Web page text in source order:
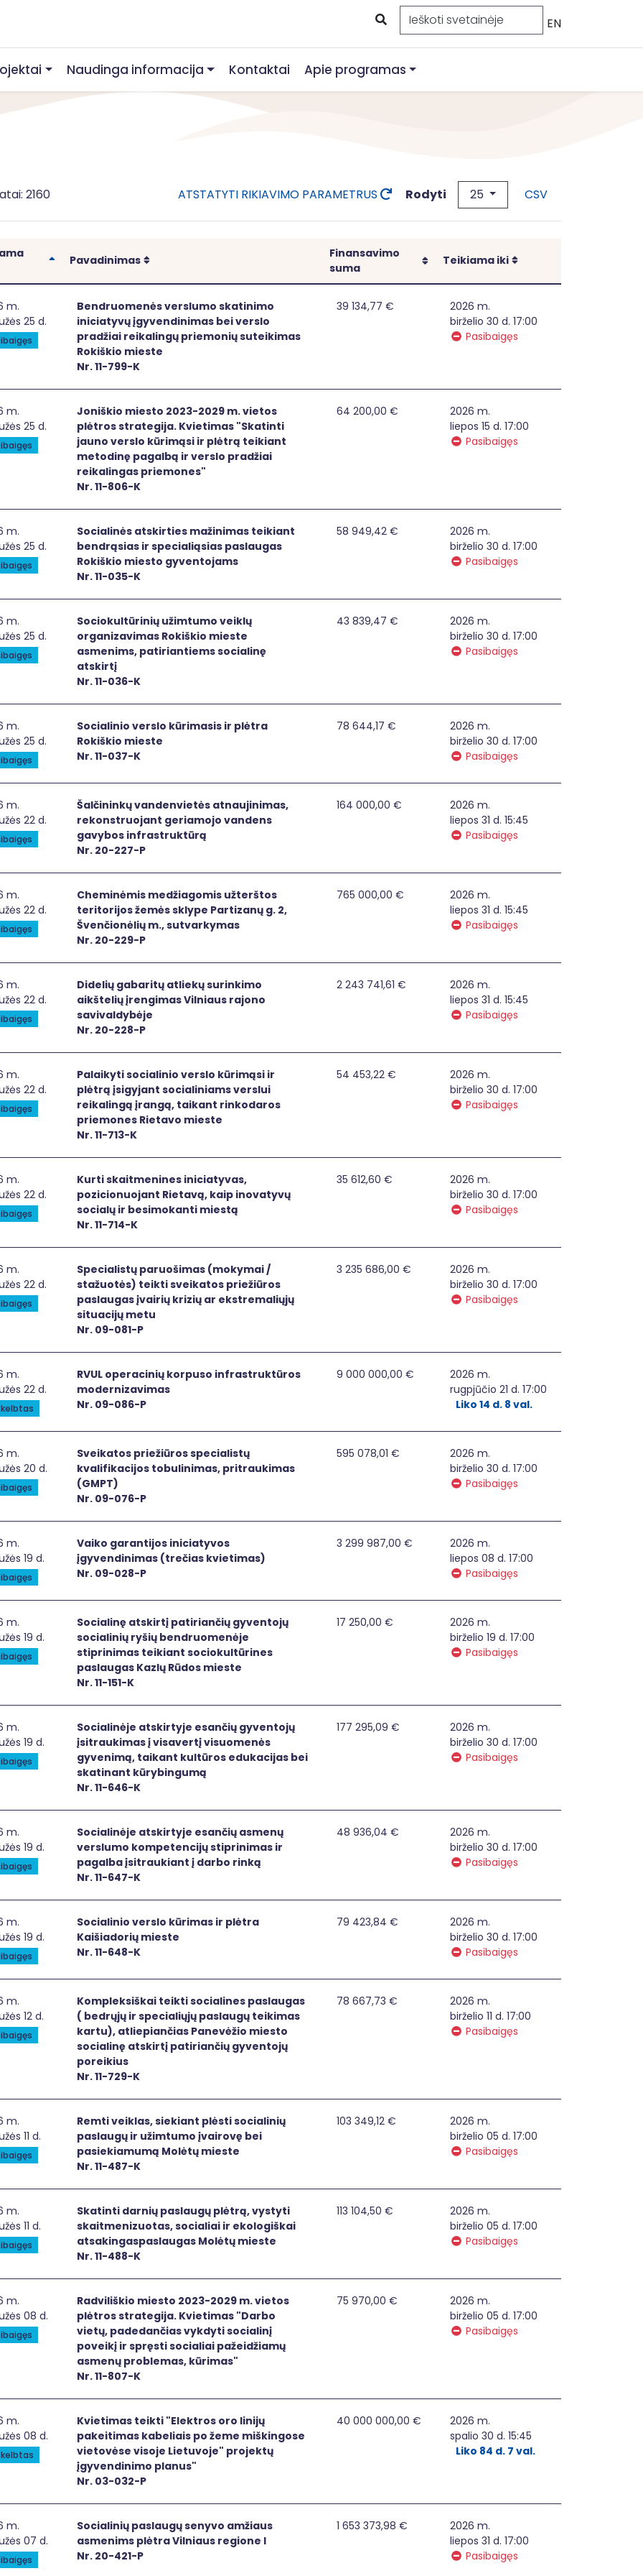
EN
Naudinga informacija Kontaktai Apie programas
2160 ATSTATYTI RIKIAVIMO PARAMETRUS Rodyti 25 CSV
Rikiuoti
Pavadinimas Rikiuoti
Finansavimo
suma
Rikiuoti
Teikiama iki Rikiuoti
verslumo skatinimo iniciatyvų įgyvendinimas bei verslo pradžiai reikalingų priemonių suteikimas
m.
25 d.
Bendruomenės verslumo skatinimo
iniciatyvų įgyvendinimas bei verslo
pradžiai reikalingų priemonių suteikimas
Rokiškio mieste
Nr. 11-799-K
39 134,77 €
2026 m.
birželio 30 d. 17:00
Pasibaigęs
miesto 2023-2029 m. vietos plėtros strategija. Kvietimas "Skatinti jauno verslo kūrimąsi ir plėtrą teikiant
m.
25 d.
Joniškio miesto 2023-2029 m. vietos
plėtros strategija. Kvietimas "Skatinti
jauno verslo kūrimąsi ir plėtrą teikiant
metodinę pagalbą ir verslo pradžiai
reikalingas priemones"
Nr. 11-806-K
64 200,00 €
2026 m.
liepos 15 d. 17:00
Pasibaigęs
atskirties mažinimas teikiant bendrąsias ir specialiąsias paslaugas Rokiškio miesto gyventojams
m.
25 d.
Socialinės atskirties mažinimas teikiant
bendrąsias ir specialiąsias paslaugas
Rokiškio miesto gyventojams
Nr. 11-035-K
58 949,42 €
2026 m.
birželio 30 d. 17:00
Pasibaigęs
užimtumo veiklų organizavimas Rokiškio mieste asmenims, patiriantiems socialinę atskirtį
m.
25 d.
Sociokultūrinių užimtumo veiklų
organizavimas Rokiškio mieste
asmenims, patiriantiems socialinę
atskirtį
Nr. 11-036-K
43 839,47 €
2026 m.
birželio 30 d. 17:00
Pasibaigęs
verslo kūrimasis ir plėtra Rokiškio mieste
m.
25 d.
Socialinio verslo kūrimasis ir plėtra
Rokiškio mieste
Nr. 11-037-K
78 644,17 €
2026 m.
birželio 30 d. 17:00
Pasibaigęs
vandenvietės atnaujinimas, rekonstruojant geriamojo vandens gavybos infrastruktūrą
m.
22 d.
Šalčininkų vandenvietės atnaujinimas,
rekonstruojant geriamojo vandens
gavybos infrastruktūrą
Nr. 20-227-P
164 000,00 €
2026 m.
liepos 31 d. 15:45
Pasibaigęs
medžiagomis užterštos teritorijos žemės sklype Partizanų g. 2, Švenčionėlių m., sutvarkymas
m.
22 d.
Cheminėmis medžiagomis užterštos
teritorijos žemės sklype Partizanų g. 2,
Švenčionėlių m., sutvarkymas
Nr. 20-229-P
765 000,00 €
2026 m.
liepos 31 d. 15:45
Pasibaigęs
gabaritų atliekų surinkimo aikštelių įrengimas Vilniaus rajono savivaldybėje
m.
22 d.
Didelių gabaritų atliekų surinkimo
aikštelių įrengimas Vilniaus rajono
savivaldybėje
Nr. 20-228-P
2 243 741,61 €
2026 m.
liepos 31 d. 15:45
Pasibaigęs
socialinio verslo kūrimąsi ir plėtrą įsigyjant socialiniams verslui reikalingą įrangą, taikant rinkodaros
m.
22 d.
Palaikyti socialinio verslo kūrimąsi ir
plėtrą įsigyjant socialiniams verslui
reikalingą įrangą, taikant rinkodaros
priemones Rietavo mieste
Nr. 11-713-K
54 453,22 €
2026 m.
birželio 30 d. 17:00
Pasibaigęs
skaitmenines iniciatyvas, pozicionuojant Rietavą, kaip inovatyvų socialų ir besimokanti miestą
m.
22 d.
Kurti skaitmenines iniciatyvas,
pozicionuojant Rietavą, kaip inovatyvų
socialų ir besimokanti miestą
Nr. 11-714-K
35 612,60 €
2026 m.
birželio 30 d. 17:00
Pasibaigęs
paruošimas (mokymai / stažuotės) teikti sveikatos priežiūros paslaugas įvairių krizių ar ekstremaliųjų
m.
22 d.
Specialistų paruošimas (mokymai /
stažuotės) teikti sveikatos priežiūros
paslaugas įvairių krizių ar ekstremaliųjų
situacijų metu
Nr. 09-081-P
3 235 686,00 €
2026 m.
birželio 30 d. 17:00
Pasibaigęs
operacinių korpuso infrastruktūros modernizavimas
m.
22 d.
RVUL operacinių korpuso infrastruktūros
modernizavimas
Nr. 09-086-P
9 000 000,00 €
2026 m.
rugpjūčio 21 d. 17:00
Liko 14 d. 8 val.
priežiūros specialistų kvalifikacijos tobulinimas, pritraukimas (GMPT)
m.
20 d.
Sveikatos priežiūros specialistų
kvalifikacijos tobulinimas, pritraukimas
(GMPT)
Nr. 09-076-P
595 078,01 €
2026 m.
birželio 30 d. 17:00
Pasibaigęs
garantijos iniciatyvos įgyvendinimas (trečias kvietimas)
m.
19 d.
Vaiko garantijos iniciatyvos
įgyvendinimas (trečias kvietimas)
Nr. 09-028-P
3 299 987,00 €
2026 m.
liepos 08 d. 17:00
Pasibaigęs
atskirtį patiriančių gyventojų socialinių ryšių bendruomenėje stiprinimas teikiant sociokultūrines paslaugas
m.
19 d.
Socialinę atskirtį patiriančių gyventojų
socialinių ryšių bendruomenėje
stiprinimas teikiant sociokultūrines
paslaugas Kazlų Rūdos mieste
Nr. 11-151-K
17 250,00 €
2026 m.
birželio 19 d. 17:00
Pasibaigęs
atskirtyje esančių gyventojų įsitraukimas į visavertį visuomenės gyvenimą, taikant kultūros edukacijas bei
m.
19 d.
Socialinėje atskirtyje esančių gyventojų
įsitraukimas į visavertį visuomenės
gyvenimą, taikant kultūros edukacijas bei
skatinant kūrybingumą
Nr. 11-646-K
177 295,09 €
2026 m.
birželio 30 d. 17:00
Pasibaigęs
atskirtyje esančių asmenų verslumo kompetencijų stiprinimas ir pagalba įsitraukiant į darbo rinką
m.
19 d.
Socialinėje atskirtyje esančių asmenų
verslumo kompetencijų stiprinimas ir
pagalba įsitraukiant į darbo rinką
Nr. 11-647-K
48 936,04 €
2026 m.
birželio 30 d. 17:00
Pasibaigęs
verslo kūrimas ir plėtra Kaišiadorių mieste
m.
19 d.
Socialinio verslo kūrimas ir plėtra
Kaišiadorių mieste
Nr. 11-648-K
79 423,84 €
2026 m.
birželio 30 d. 17:00
Pasibaigęs
teikti socialines paslaugas ( bedrųjų ir specialiųjų paslaugų teikimas kartu), atliepiančias Panevėžio
m.
12 d.
Kompleksiškai teikti socialines paslaugas
( bedrųjų ir specialiųjų paslaugų teikimas
kartu), atliepiančias Panevėžio miesto
socialinę atskirtį patiriančių gyventojų
poreikius
Nr. 11-729-K
78 667,73 €
2026 m.
birželio 11 d. 17:00
Pasibaigęs
veiklas, siekiant plėsti socialinių paslaugų ir užimtumo įvairovę bei pasiekiamumą Molėtų mieste
m.
11 d.
Remti veiklas, siekiant plėsti socialinių
paslaugų ir užimtumo įvairovę bei
pasiekiamumą Molėtų mieste
Nr. 11-487-K
103 349,12 €
2026 m.
birželio 05 d. 17:00
Pasibaigęs
darnių paslaugų plėtrą, vystyti skaitmenizuotas, socialiai ir ekologiškai atsakingaspaslaugas Molėtų mieste
m.
11 d.
Skatinti darnių paslaugų plėtrą, vystyti
skaitmenizuotas, socialiai ir ekologiškai
atsakingaspaslaugas Molėtų mieste
Nr. 11-488-K
113 104,50 €
2026 m.
birželio 05 d. 17:00
Pasibaigęs
miesto 2023-2029 m. vietos plėtros strategija. Kvietimas "Darbo vietų, padedančias vykdyti socialinį poveikį
m.
08 d.
Radviliškio miesto 2023-2029 m. vietos
plėtros strategija. Kvietimas "Darbo
vietų, padedančias vykdyti socialinį
poveikį ir spręsti socialiai pažeidžiamų
asmenų problemas, kūrimas"
Nr. 11-807-K
75 970,00 €
2026 m.
birželio 05 d. 17:00
Pasibaigęs
teikti "Elektros oro linijų pakeitimas kabeliais po žeme miškingose vietovėse visoje Lietuvoje" projektų
m.
08 d.
Kvietimas teikti "Elektros oro linijų
pakeitimas kabeliais po žeme miškingose
vietovėse visoje Lietuvoje" projektų
įgyvendinimo planus"
Nr. 03-032-P
40 000 000,00 €
2026 m.
spalio 30 d. 15:45
Liko 84 d. 7 val.
paslaugų senyvo amžiaus asmenims plėtra Vilniaus regione I
m.
07 d.
Socialinių paslaugų senyvo amžiaus
asmenims plėtra Vilniaus regione I
Nr. 20-421-P
1 653 373,98 €
2026 m.
liepos 31 d. 17:00
Pasibaigęs